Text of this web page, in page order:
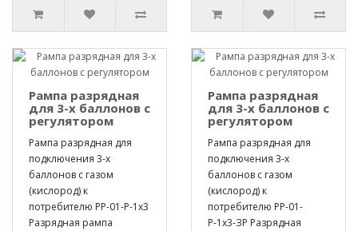
Рампа разрядная
для 3-х баллонов с
регулятором
Рампа разрядная для
подключения 3-х
баллонов с газом
(кислород) к
потребителю РР-01-Р-1х3
Разрядная рампа
Рампа разрядная
для 3-х баллонов с
регулятором
Рампа разрядная для
подключения 3-х
баллонов с газом
(кислород) к
потребителю РР-01-
Р-1х3-ЗР Разрядная